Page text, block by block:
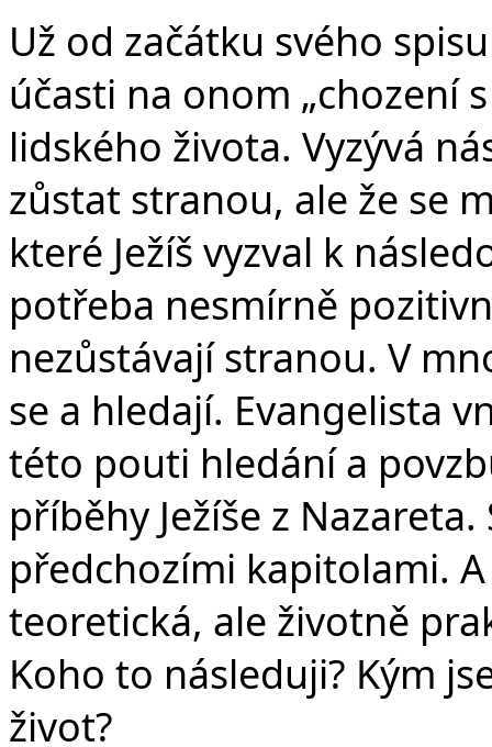
Už od začátku svého
účasti na onom „chození
lidského života. Vyzývá
zůstat stranou, ale že se
které Ježíš vyzval k
potřeba nesmírně
nezůstávají stranou. V
se a hledají. Evangelista
této pouti hledání a
příběhy Ježíše z
předchozími kapitolami.
teoretická, ale životně
Koho to následuji? Kým
život?